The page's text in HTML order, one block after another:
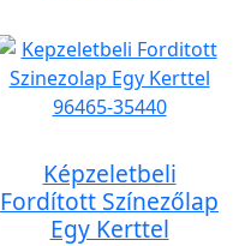
Képzeletbeli
Fordított Színezőlap
Egy Kerttel